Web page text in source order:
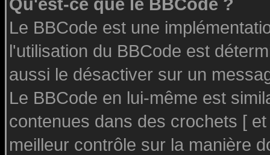
Qu'est-ce que le BBCode ?
Le BBCode est une
l'utilisation du BBCode est
aussi le désactiver sur un
Le BBCode en lui-même est
contenues dans des crochets [
meilleur contrôle sur la manière